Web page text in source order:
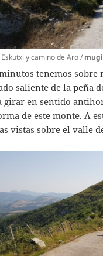
y camino de Aro /
tenemos sobre
saliente de la peña
girar en sentido
de este monte. A
vistas sobre el valle